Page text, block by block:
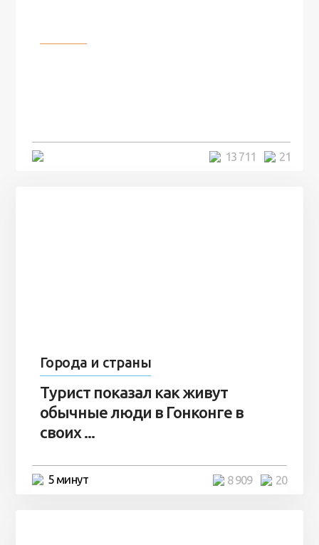
21
13 711
Города и страны
Турист показал как живут
обычные люди в Гонконге в
своих ...
5 минут 20
8 909